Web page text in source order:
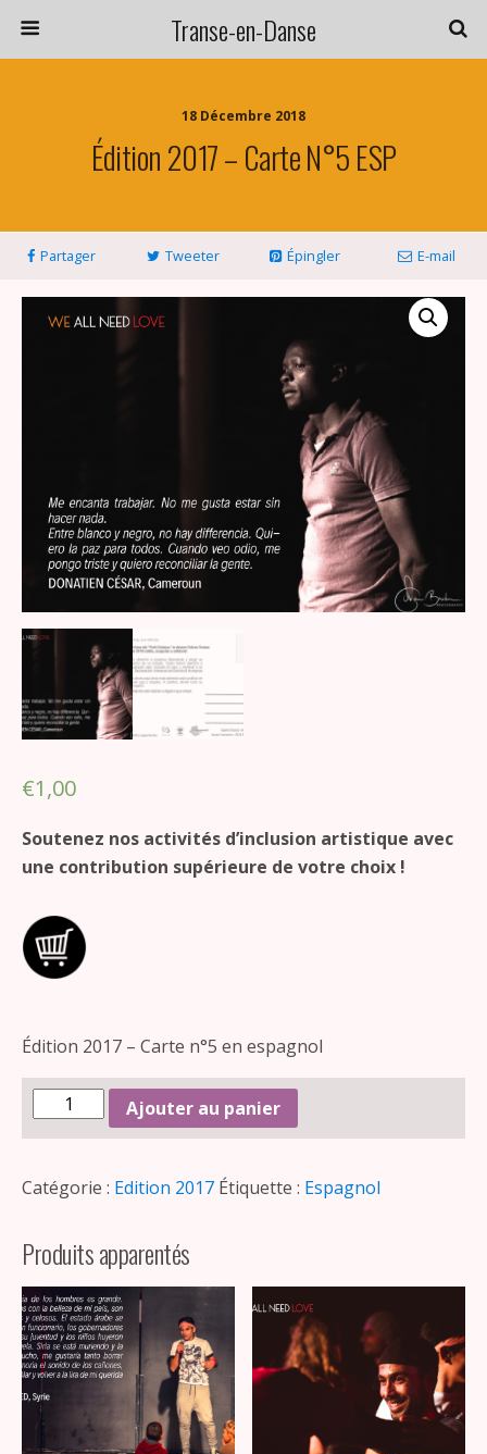
Transe-en-Danse
18 Décembre 2018
Édition 2017 – Carte N°5 ESP
Partager Tweeter Épingler E-mail
€1,00
Soutenez nos activités d’inclusion artistique avec
une contribution supérieure de votre choix !
Édition 2017 – Carte n°5 en espagnol
Ajouter au panier
Catégorie : Edition 2017 Étiquette : Espagnol
Produits apparentés